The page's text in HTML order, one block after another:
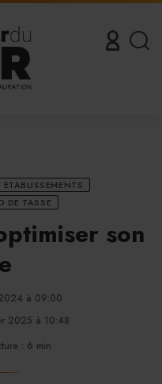
ETABLISSEMENTS
DE TASSE
son
à 09:00
2025 à 10:48
: 6 min